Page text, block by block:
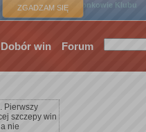
ZGADZAM SIĘ
Strona główna Członkowie Klubu
Dobór win Forum
Pierwszy
szczepy win
nie